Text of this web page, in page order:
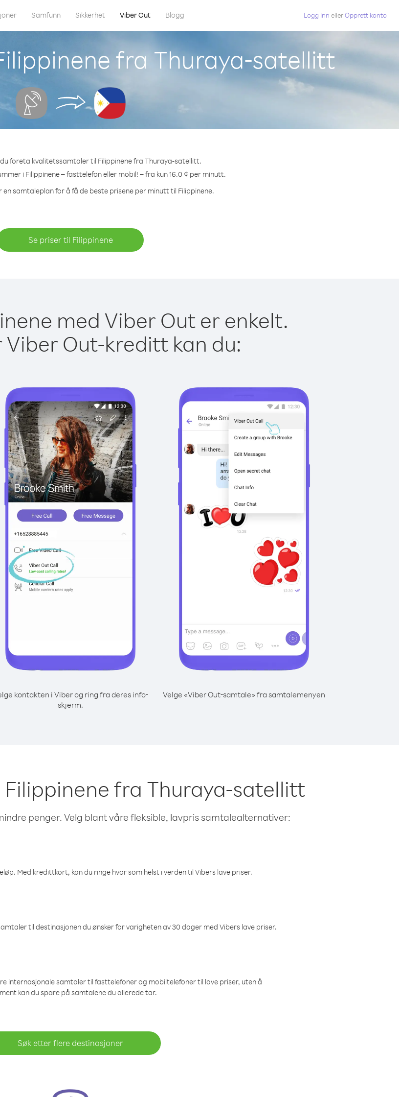
Samfunn Sikkerhet Viber Out Blogg Logg Inn ellerOpprett konto
fra Thuraya-satellitt
du foreta kvalitetssamtaler til Filippinene fra Thuraya-satellitt.
i Filippinene – fasttelefon eller mobil! – fra kun 16.0 ¢ per minutt.
samtaleplan for å få de beste prisene per minutt til Filippinene.
Se priser til Filippinene
med Viber Out er enkelt.
Viber Out-kreditt kan du:
kontakten i Viber og ring fra deres info-
skjerm.
Velge «Viber Out-samtale» fra samtalemenyen
fra Thuraya-satellitt
penger. Velg blant våre fleksible, lavpris samtalealternativer:
Med kredittkort, kan du ringe hvor som helst i verden til Vibers lave priser.
til destinasjonen du ønsker for varigheten av 30 dager med Vibers lave priser.
internasjonale samtaler til fasttelefoner og mobiltelefoner til lave priser, uten å
kan du spare på samtalene du allerede tar.
Søk etter flere destinasjoner